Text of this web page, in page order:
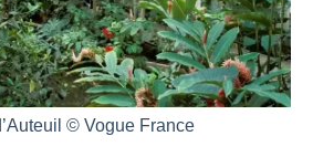
© Vogue France